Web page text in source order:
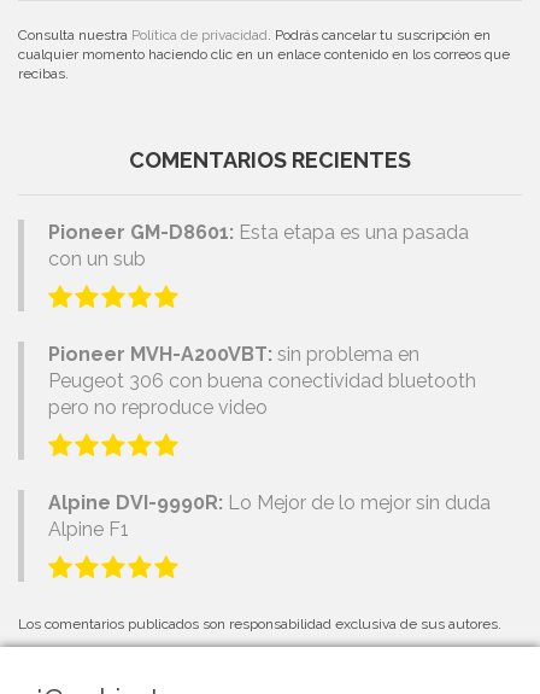
Consulta nuestra Política de privacidad . Podrás cancelar tu suscripción en
cualquier momento haciendo clic en un enlace contenido en los correos que
recibas.
COMENTARIOS RECIENTES
Pioneer GM-D8601: Esta etapa es una pasada
con un sub
Pioneer MVH-A200VBT: sin problema en
Peugeot 306 con buena conectividad bluetooth
pero no reproduce video
Alpine DVI-9990R: Lo Mejor de lo mejor sin duda
Alpine F1
Los comentarios publicados son responsabilidad exclusiva de sus autores.